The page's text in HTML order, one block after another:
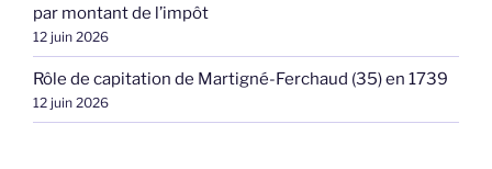
par montant de l’impôt
12 juin 2026
Rôle de capitation de Martigné-Ferchaud (35) en 1739
12 juin 2026